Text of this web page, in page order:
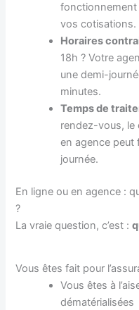
fonctionnement
vos cotisations.
Horaires
18h ? Votre
une demi-
minutes.
Temps de
rendez-vous, le
en agence peut
journée.
En ligne ou en agence :
?
La vraie question, c’est :
Vous êtes fait pour
Vous êtes à
dématérialisées